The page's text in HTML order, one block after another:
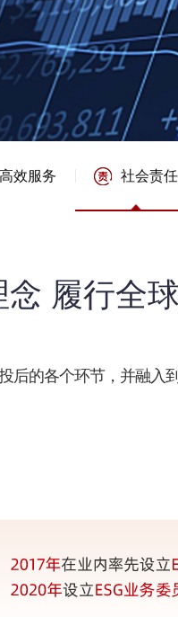
高效服务 社会责任
履行全
的各个环节，并融入